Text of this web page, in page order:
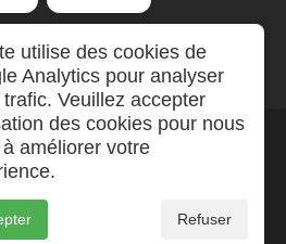
utilise des cookies de
Analytics pour analyser
trafic. Veuillez accepter
des cookies pour nous
améliorer votre
Refuser